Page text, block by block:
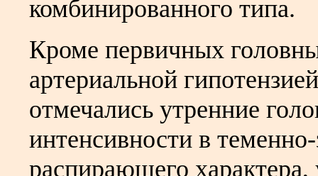
комбинированного типа.
Кроме первичных
артериальной
отмечались утренние
интенсивности в
распирающего